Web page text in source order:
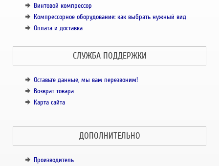
Винтовой компрессор
Компрессорное оборудование: как выбрать нужный вид
Оплата и доставка
СЛУЖБА ПОДДЕРЖКИ
Оставьте данные, мы вам перезвоним!
Возврат товара
Карта сайта
ДОПОЛНИТЕЛЬНО
Производитель